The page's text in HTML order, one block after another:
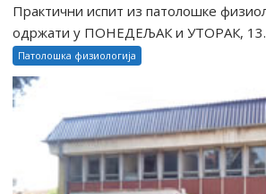
Практични испит из патолошке
одржати у ПОНЕДЕЉАК и УТОРАК, 13.
Патолошка физиологија